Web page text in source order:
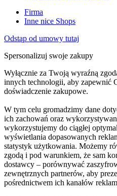
Firma
Inne nice Shops
Odstąp od umowy tutaj
Spersonalizuj swoje zakupy
Wyłącznie za Twoją wyraźną
innych technologii, aby zapewnić
doświadczenie zakupowe.
W tym celu gromadzimy dane
ich zachowań oraz
wykorzystujemy do ciągłej
wyświetlania dopasowanych
statystyk użytkowania. Możemy
zgodą i pod warunkiem, że sam
dostawcy – porównywać
zewnętrznych partnerów, aby
pośrednictwem ich kanałów